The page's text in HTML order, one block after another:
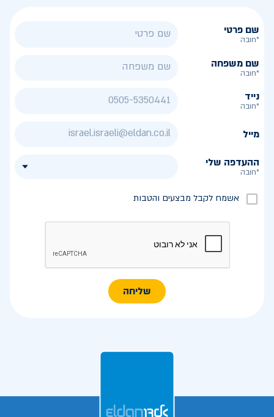
שם פרטי
*חובה
שם משפחה
*חובה
נייד
*חובה
מייל
ההעדפה שלי
*חובה
אשמח לקבל מבצעים והטבות
שליחה